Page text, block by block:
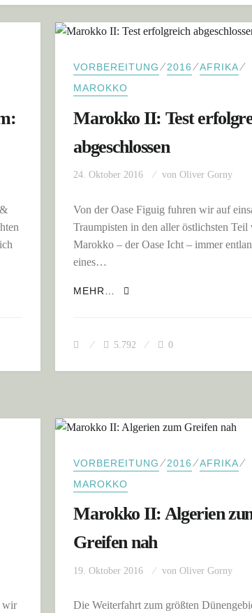
PLAGE BLANCHE
VORBEREITUNG ⁄2016 ⁄AFRIKA⁄
MAROKKO
Marokko II: Test
abgeschlossen
24. Oktober 2016 vonOliver Gorny
Von der Oase Figuig fuhren wir auf
Traumpisten in den aller östlichsten Teil
Marokko – der Oase Icht – immer
eines…
MEHR… MAROKKO II: TEST
5.792 0
wir
VORBEREITUNG ⁄2016 ⁄AFRIKA⁄
MAROKKO
Marokko II: Algerien
Greifen nah
19. Oktober 2016 vonOliver Gorny
Die Weiterfahrt zum größten